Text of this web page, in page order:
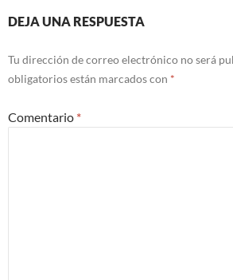
DEJA UNA RESPUESTA
Tu dirección de correo electrónico no será
obligatorios están marcados con *
Comentario *